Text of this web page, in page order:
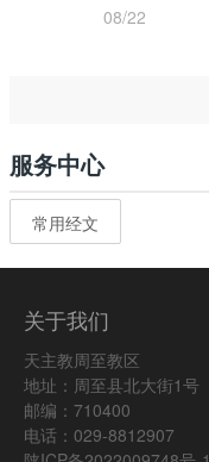
08/22
服务中心
常用经文
关于我们
天主教周至教区
地址：周至县北大街1号
邮编：710400
电话：029-8812907